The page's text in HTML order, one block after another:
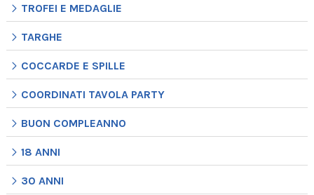
TROFEI E MEDAGLIE
TARGHE
COCCARDE E SPILLE
COORDINATI TAVOLA PARTY
BUON COMPLEANNO
18 ANNI
30 ANNI